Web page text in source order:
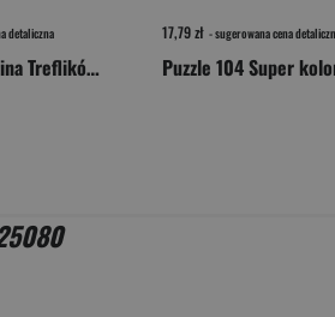
detaliczna
Puzzle 100 Rodzina Treflików Magia głębin 16565
17,79 zł - sugerowana cena